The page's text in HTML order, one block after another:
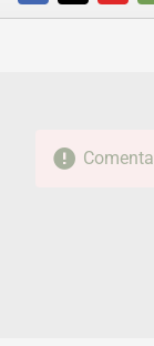
FACEBOOKTWITTER